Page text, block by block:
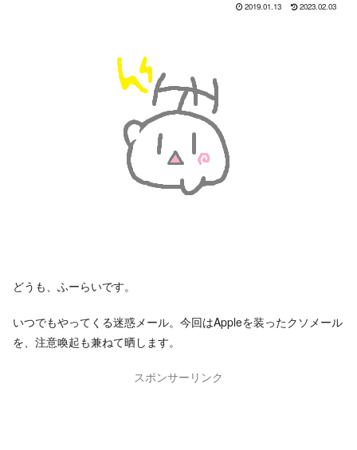
2019.01.13 2023.02.03
どうも、ふーらいです。
いつでもやってくる迷惑メール。今回はAppleを装ったクソメール
を、注意喚起も兼ねて晒します。
スポンサーリンク